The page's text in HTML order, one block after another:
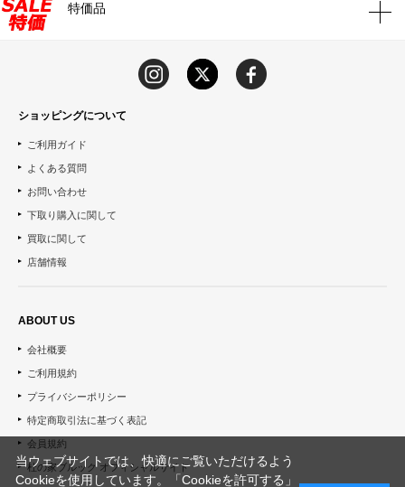
特価品
ショッピングについて
ご利用ガイド
よくある質問
お問い合わせ
下取り購入に関して
買取に関して
店舗情報
ABOUT US
会社概要
ご利用規約
プライバシーポリシー
特定商取引法に基づく表記
会員規約
杜の家ブルック オフィシャルサイト
当ウェブサイトでは、快適にご覧いただけるよう
Cookieを使用しています。「Cookieを許可する」